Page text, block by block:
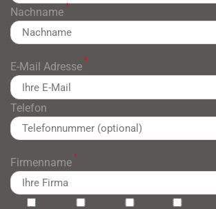
Nachname*
E-Mail Adresse *
Telefon
Firmenname *